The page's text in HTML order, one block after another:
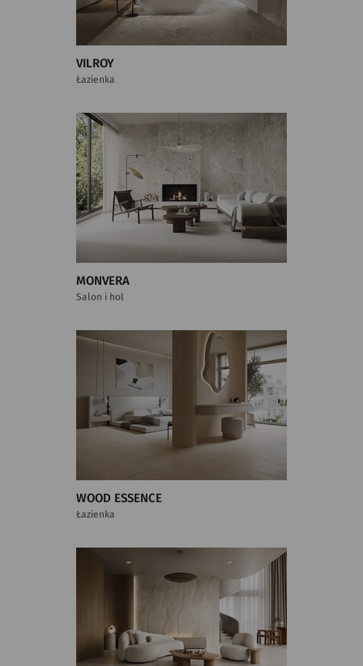
VILROY
Łazienka
MONVERA
Salon i hol
WOOD ESSENCE
Łazienka